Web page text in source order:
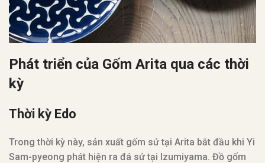
Phát triển của Gốm Arita qua các thời
kỳ
Thời kỳ Edo
Trong thời kỳ này, sản xuất gốm sứ tại Arita bắt đầu khi Yi
Sam-pyeong phát hiện ra đá sứ tại Izumiyama. Đồ gốm